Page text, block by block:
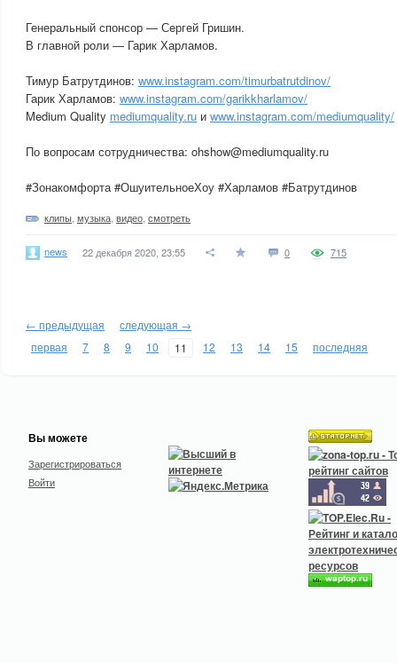
Генеральный спонсор — Сергей Гришин.
В главной роли — Гарик Харламов.
Тимур Батрутдинов: www.instagram.com/timurbatrutdinov/
Гарик Харламов: www.instagram.com/garikkharlamov/
Medium Quality mediumquality.ru и www.instagram.com/mediumquality/
По вопросам сотрудничества: ohshow@mediumquality.ru
#Зонакомфорта #ОшуительноеХоу #Харламов #Батрутдинов
клипы музыка видео смотреть
news 22 декабря 2020, 23:55 0 715
← предыдущая
следующая →
первая
7 8 9 10 11 12 13 14 15 последняя
Вы можете
Зарегистрироваться
Войти